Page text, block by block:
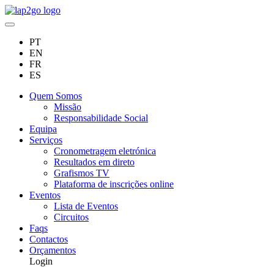
PT
EN
FR
ES
Quem Somos
Missão
Responsabilidade Social
Equipa
Serviços
Cronometragem eletrónica
Resultados em direto
Grafismos TV
Plataforma de inscrições online
Eventos
Lista de Eventos
Circuitos
Faqs
Contactos
Orçamentos
Login